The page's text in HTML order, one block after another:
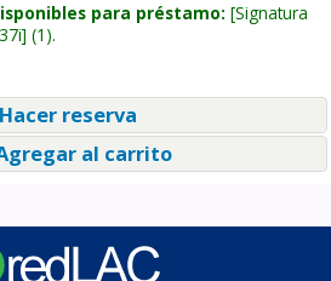
para préstamo: Signatura
(1).
reserva
al carrito